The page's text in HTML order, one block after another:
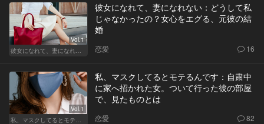
Vol.1
彼女になれて、妻になれない
彼女になれて、妻になれない：どうして私
じゃなかったの？女心をエグる、元彼の結
婚
恋愛 16
Vol.1
私、マスクしてるとモテるんです：自粛中
に家へ招かれた女。ついて行った彼の部屋
で、見たものとは
恋愛 82